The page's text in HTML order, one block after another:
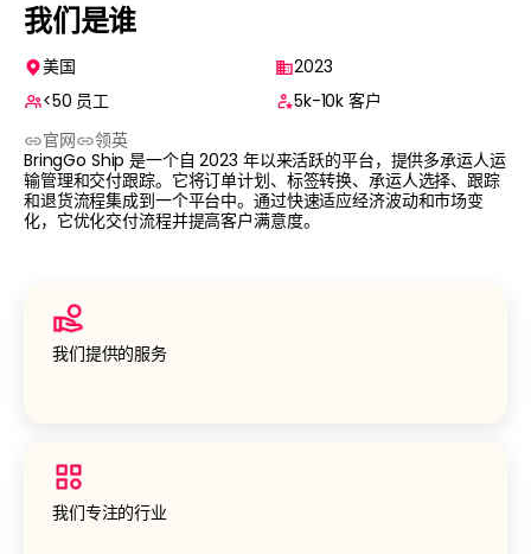
我们是谁
美国
2023
<50 员工 5k-10k 客户
官⽹
领英
BringGo Ship 是一个自 2023 年以来活跃的平台，提供多承运人运
输管理和交付跟踪。它将订单计划、标签转换、承运人选择、跟踪
和退货流程集成到一个平台中。通过快速适应经济波动和市场变
化，它优化交付流程并提高客户满意度。
我们提供的服务
我们专注的行业